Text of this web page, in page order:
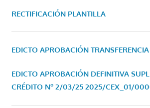
RECTIFICACIÓN PLANTILLA
EDICTO APROBACIÓN
EDICTO APROBACIÓN DEFINITIVA
CRÉDITO Nº 2/03/25 2025/CEX_01/